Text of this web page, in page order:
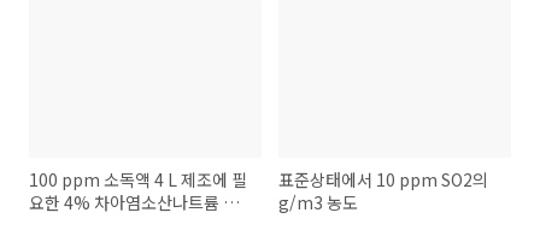
100 ppm 소독액 4 L 제조에 필
요한 4% 차아염소산나트륨 용
표준상태에서 10 ppm SO2의
g/m3 농도